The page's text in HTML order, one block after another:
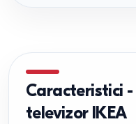
Caracteristici -
televizor IKEA